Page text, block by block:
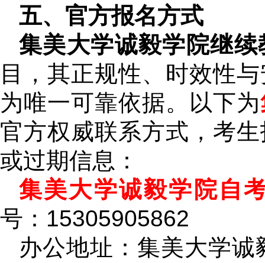
五、官方报名方式
集美大学诚毅学院继续
目，其正规性、时效性
为唯一可靠依据。以下为
官方权威联系方式，考
或过期信息：
集美大学诚毅学院自
号：15305905862
办公地址：集美大学